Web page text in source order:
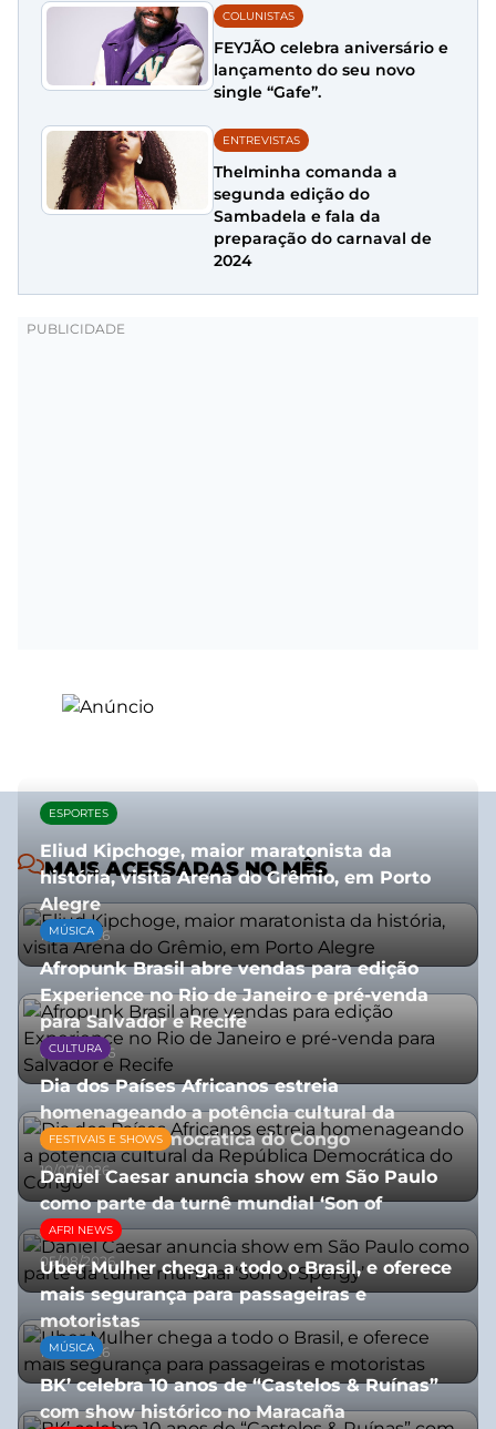
COLUNISTAS
FEYJÃO celebra aniversário e
lançamento do seu novo
single “Gafe”.
ENTREVISTAS
Thelminha comanda a
segunda edição do
Sambadela e fala da
preparação do carnaval de
2024
MAIS ACESSADAS NO MÊS
ESPORTES
Eliud Kipchoge, maior maratonista da
história, visita Arena do Grêmio, em Porto
Alegre
10/07/2026
MÚSICA
Afropunk Brasil abre vendas para edição
Experience no Rio de Janeiro e pré-venda
para Salvador e Recife
03/08/2026
CULTURA
Dia dos Países Africanos estreia
homenageando a potência cultural da
República Democrática do Congo
10/07/2026
FESTIVAIS E SHOWS
Daniel Caesar anuncia show em São Paulo
como parte da turnê mundial ‘Son of
Spergy’
05/08/2026
AFRI NEWS
Uber Mulher chega a todo o Brasil, e oferece
mais segurança para passageiras e
motoristas
10/07/2026
MÚSICA
BK’ celebra 10 anos de “Castelos & Ruínas”
com show histórico no Maracaña